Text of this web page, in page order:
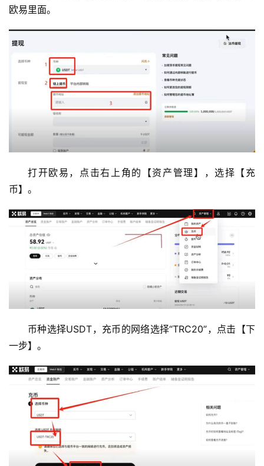
欧易里面。
打开欧易，点击右上角的【资产管理】，选择【充
币】。
币种选择USDT，充币的网络选择“TRC20”，点击【下
一步】。